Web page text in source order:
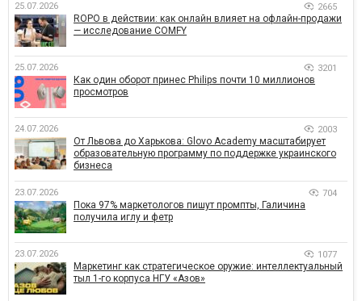
25.07.2026 2665
ROPO в действии: как онлайн влияет на офлайн-продажи
— исследование COMFY
25.07.2026 3201
Как один оборот принес Philips почти 10 миллионов
просмотров
24.07.2026 2003
От Львова до Харькова: Glovo Academy масштабирует
образовательную программу по поддержке украинского
бизнеса
23.07.2026 704
Пока 97% маркетологов пишут промпты, Галичина
получила иглу и фетр
23.07.2026 1077
Маркетинг как стратегическое оружие: интеллектуальный
тыл 1-го корпуса НГУ «Азов»